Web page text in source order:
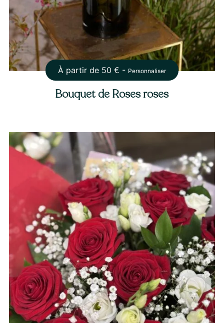
À partir de 50 € - Personnaliser
Bouquet de Roses roses